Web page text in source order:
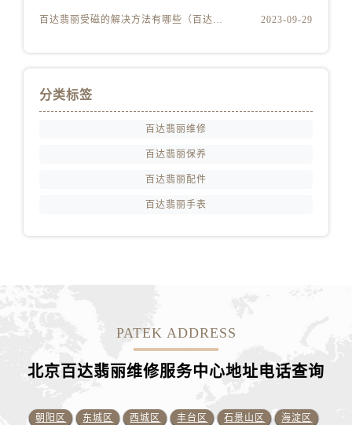
百达翡丽受磁的解决方法有哪些（百达翡丽受磁解决方法是什么） 2023-09-29
分类标签
百达翡丽维修
百达翡丽保养
百达翡丽配件
百达翡丽手表
PATEK ADDRESS
北京百达翡丽维修服务中心地址电话查询
朝阳区 东城区 西城区 丰台区 石景山区 海淀区